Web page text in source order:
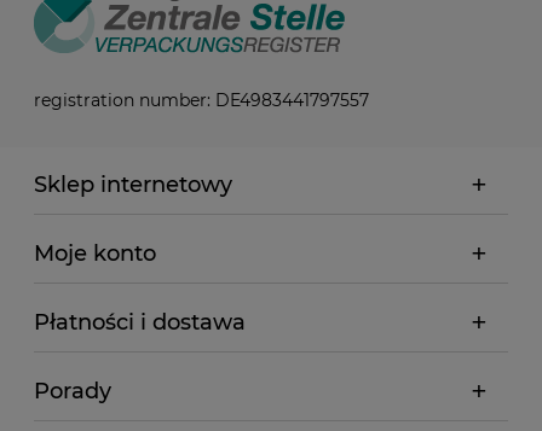
registration number: DE4983441797557
Sklep internetowy
Moje konto
Płatności i dostawa
Porady